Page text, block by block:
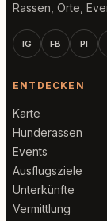
Rassen, Orte,
IG FB PI
ENTDECKEN
Karte
Hunderassen
Events
Ausflugsziele
Unterkünfte
Vermittlung